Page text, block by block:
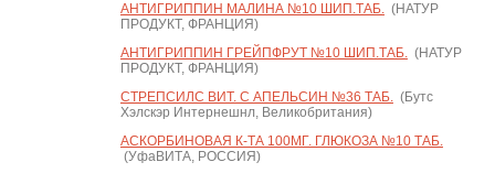
АНТИГРИППИН МАЛИНА №10 ШИП.ТАБ.(НАТУР
ПРОДУКТ, ФРАНЦИЯ)
АНТИГРИППИН ГРЕЙПФРУТ №10 ШИП.ТАБ.(НАТУР
ПРОДУКТ, ФРАНЦИЯ)
СТРЕПСИЛС ВИТ. С АПЕЛЬСИН №36 ТАБ.(Бутс
Хэлскэр Интернешнл, Великобритания)
АСКОРБИНОВАЯ К-ТА 100МГ. ГЛЮКОЗА №10 ТАБ.
(УфаВИТА, РОССИЯ)